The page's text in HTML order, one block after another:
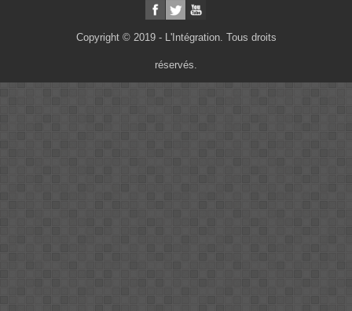
Copyright © 2019 - L'Intégration. Tous droits
réservés.